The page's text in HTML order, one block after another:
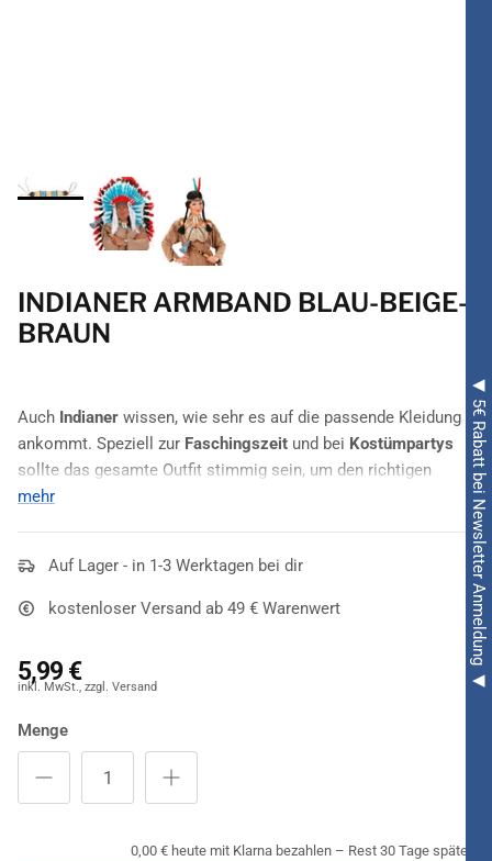
◀ 5€ Rabatt bei Newsletter Anmeldung ◀
INDIANER ARMBAND BLAU-BEIGE-
BRAUN
Auch Indianer wissen, wie sehr es auf die passende Kleidung
ankommt. Speziell zur Faschingszeit und bei Kostümpartys
sollte das gesamte Outfit stimmig sein, um den richtigen
Effekt zu erzielen.
Kostümebieten wir dir deshalb unser schickes
gestaltete Muster aus runden und länglichen
Befestigt wird es, indem es um den Arm gebunden wird.
unterschiedlichsten Formen und Farben. Ob als starker
Indianerkrieger
, mutige
, mit unseren Verkleidungen bist du immer ideal
mehr
Auf Lager - in 1-3 Werktagen bei dir
kostenloser Versand ab 49 € Warenwert
5,99 €
Menge
0,00 € heute mit Klarna bezahlen – Rest 30 Tage später.